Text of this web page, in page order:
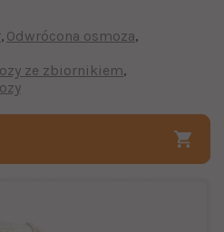
Odwrócona osmoza
ze zbiornikiem